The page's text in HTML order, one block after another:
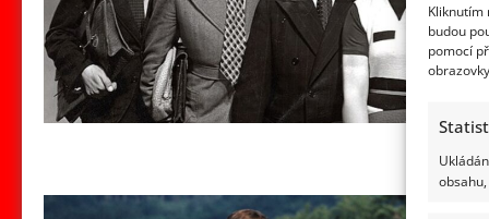
Kliknutím
budou
pomocí